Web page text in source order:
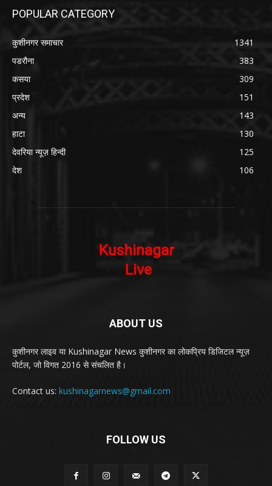
POPULAR CATEGORY
कुशीनगर समाचार
1341
पडरौना
383
कसया
309
प्रदेश
151
अन्य
143
हाटा
130
देवरिया न्यूज़ हिन्दी
125
देश
106
ABOUT US
कुशीनगर लाइव या Kushinagar News कुशीनगर का लोकप्रिय डिजिटल न्यूज़
पोर्टल, जो विगत 2016 से संचलित है।
Contact us: kushinagarnews@gmail.com
FOLLOW US